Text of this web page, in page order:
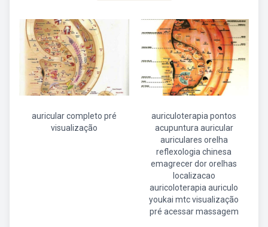
auricular completo pré
visualização
auriculoterapia pontos
acupuntura auricular
auriculares orelha
reflexologia chinesa
emagrecer dor orelhas
localizacao
auricoloterapia auriculo
youkai mtc visualização
pré acessar massagem